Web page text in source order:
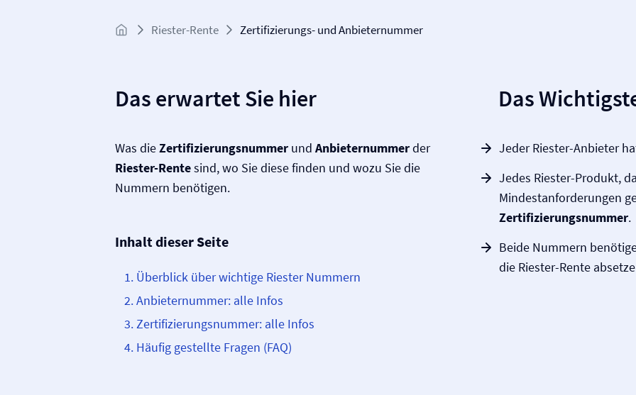
Riester-Rente Zertifizierungs- und Anbieternummer
Das erwartet Sie hier
Was dieZertifizierungsnummer und Anbieternummerder
Riester-Rentesind, wo Sie diese finden und wozu Sie die
Nummern benötigen.
Inhalt dieser Seite
Überblick über wichtige Riester Nummern
Anbieternummer: alle Infos
Zertifizierungsnummer: alle Infos
Häufig gestellte Fragen (FAQ)
Das
Jeder Riester-Anbieter
Jedes Riester-Produkt,
Mindestanforderungen
Zertifizierungsnummer.
Beide Nummern
die Riester-Rente